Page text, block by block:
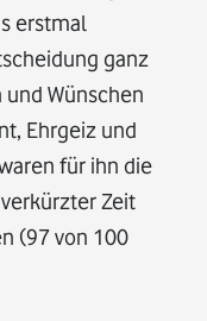
erstmal
ganz
Wünschen
Ehrgeiz und
für ihn die
Zeit
(97 von 100